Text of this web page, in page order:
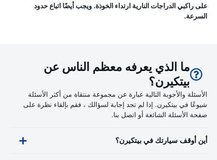
على راكبي الدراجات النارية ارتداء الخوذة. ويجب أيضًا اتباع حدود
السرعة.
ما الذي يعرفه معظم الناس عن
بيتكيرن؟
الأسئلة والأجوبة التالية عبارة عن مجموعة منتقاة من أكثر الأسئلة
شيوعًا في بيتكيرن. إذا لم تجد إجابة لسؤالك ، فقم بإلقاء نظرة على
صفحة الأسئلة الشائعة أو اتصل بنا.
أين أوقف سيارتك في بيتكيرن؟